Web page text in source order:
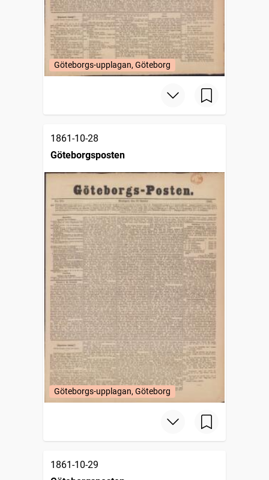
Göteborgs-upplagan, Göteborg
1861-10-28
Göteborgsposten
Göteborgs-upplagan, Göteborg
1861-10-29